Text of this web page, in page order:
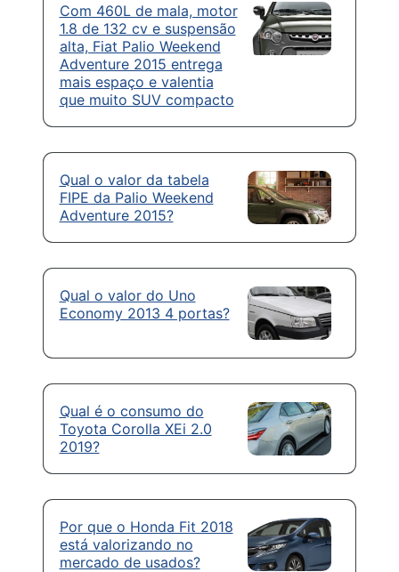
Com 460L de mala, motor
1.8 de 132 cv e suspensão
alta, Fiat Palio Weekend
Adventure 2015 entrega
mais espaço e valentia
que muito SUV compacto
Qual o valor da tabela
FIPE da Palio Weekend
Adventure 2015?
Qual o valor do Uno
Economy 2013 4 portas?
Qual é o consumo do
Toyota Corolla XEi 2.0
2019?
Por que o Honda Fit 2018
está valorizando no
mercado de usados?